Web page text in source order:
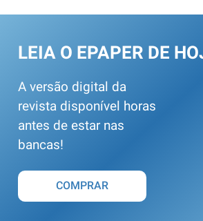
LEIA O EPAPER DE
A versão digital da
revista disponível horas
antes de estar nas
bancas!
COMPRAR